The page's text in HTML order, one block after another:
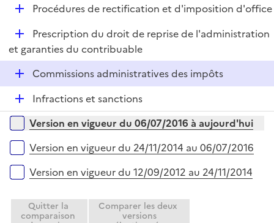
r
D
l
Procédures de rectification et d'imposition d'office
D
é
p
r
Prescription du droit de reprise de l'administration
et garanties du contribuable
D
é
e
Commissions administratives des impôts
D
é
p
e
Infractions et sanctions
Versions sur la période
Version en vigueur du 06/07/2016 à aujourd'hui
Version en vigueur du 24/11/2014 au 06/07/2016
Version en vigueur du 12/09/2012 au 24/11/2014
Quitter la
comparaison
Comparer les deux
versions